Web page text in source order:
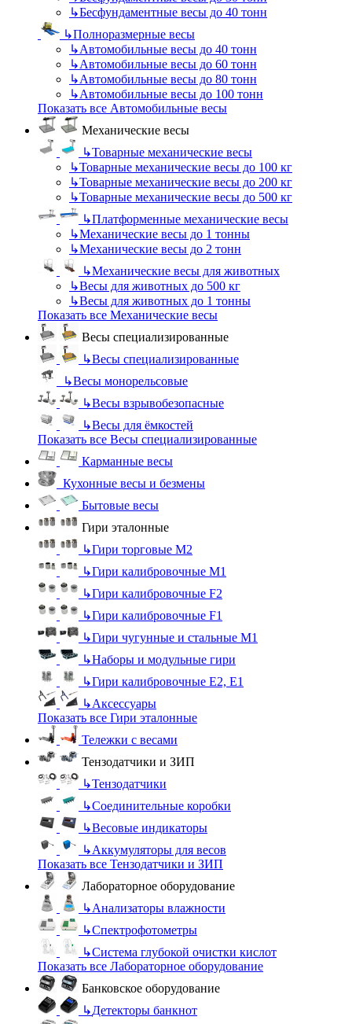
↳Бесфундаментные весы до 40 тонн
↳Полноразмерные весы
↳Автомобильные весы до 40 тонн
↳Автомобильные весы до 60 тонн
↳Автомобильные весы до 80 тонн
↳Автомобильные весы до 100 тонн
Показать все Автомобильные весы
Механические весы
↳Товарные механические весы
↳Товарные механические весы до 100 кг
↳Товарные механические весы до 200 кг
↳Товарные механические весы до 500 кг
↳Платформенные механические весы
↳Механические весы до 1 тонны
↳Механические весы до 2 тонн
↳Механические весы для животных
↳Весы для животных до 500 кг
↳Весы для животных до 1 тонны
Показать все Механические весы
Весы специализированные
↳Весы специализированные
↳Весы монорельсовые
↳Весы взрывобезопасные
↳Весы для ёмкостей
Показать все Весы специализированные
Карманные весы
Кухонные весы и безмены
Бытовые весы
Гири эталонные
↳Гири торговые М2
↳Гири калибровочные М1
↳Гири калибровочные F2
↳Гири калибровочные F1
↳Гири чугунные и стальные М1
↳Наборы и модульные гири
↳Гири калибровочные E2, Е1
↳Аксессуары
Показать все Гири эталонные
Тележки с весами
Тензодатчики и ЗИП
↳Тензодатчики
↳Соединительные коробки
↳Весовые индикаторы
↳Аккумуляторы для весов
Показать все Тензодатчики и ЗИП
Лабораторное оборудование
↳Анализаторы влажности
↳Спектрофотометры
↳Система глубокой очистки кислот
Показать все Лабораторное оборудование
Банковское оборудование
↳Детекторы банкнот